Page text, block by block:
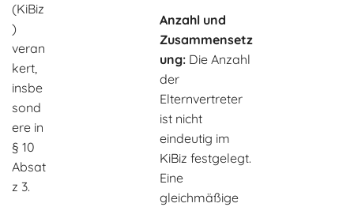
(KiBiz
)
veran
kert,
insbe
sond
ere in
§ 10
Absat
z 3.
Anzahl und
Zusammensetz
ung: Die Anzahl
der
Elternvertreter
ist nicht
eindeutig im
KiBiz festgelegt.
Eine
gleichmäßige